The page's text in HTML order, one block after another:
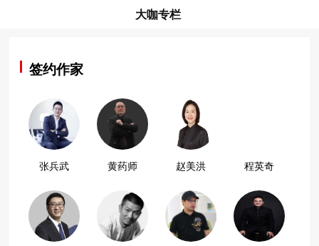
大咖专栏
签约作家
张兵武 黄药师 赵美洪 程英奇